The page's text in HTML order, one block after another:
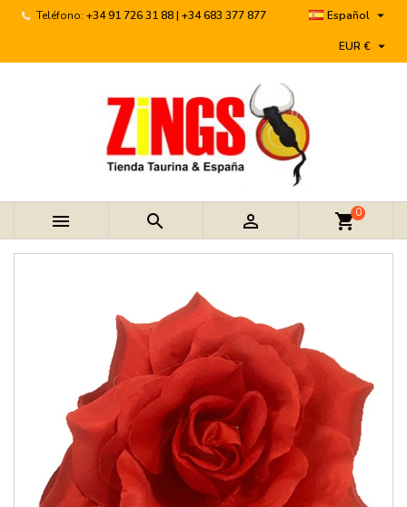
Teléfono: +34 91 726 31 88 | +34 683 377 877 Español 
EUR € 
   shopping_cart0